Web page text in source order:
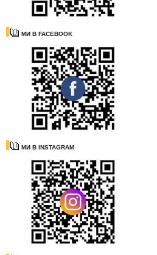
МИ В FACEBOOK
МИ В INSTAGRAM